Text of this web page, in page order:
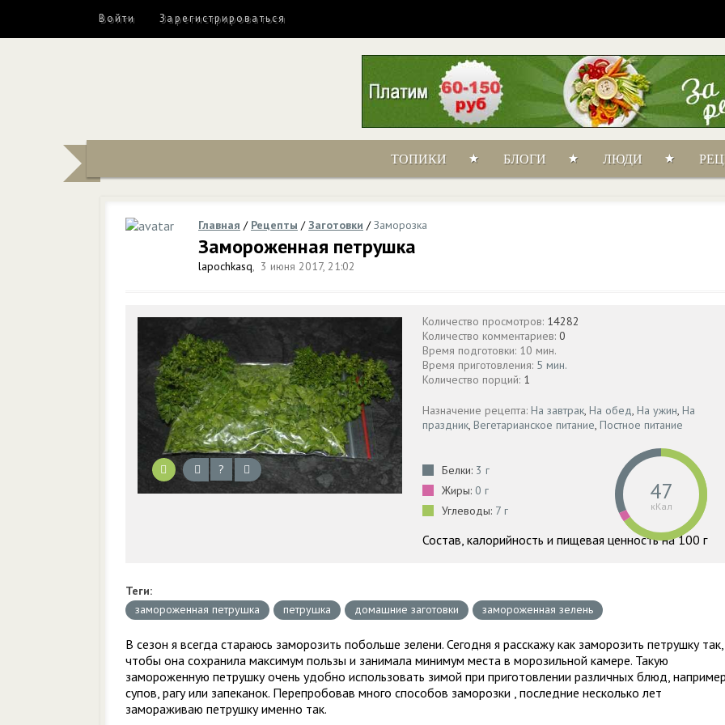
Войти Зарегистрироваться
ТОПИКИ БЛОГИ ЛЮДИ
Главная / Рецепты /Заготовки /Заморозка
Замороженная петрушка
lapochkasq, 3 июня 2017, 21:02
?
Количество просмотров: 14282
Количество комментариев: 0
Время подготовки: 10 мин.
Время приготовления: 5 мин.
Количество порций: 1
Назначение рецепта: На завтрак, На обед, На ужин, На
праздник, Вегетарианское питание, Постное питание
Белки: 3 г
Жиры: 0 г
Углеводы: 7 г
47
кКал
Состав, калорийность и пищевая ценность на 100 г
Теги:
замороженная петрушка
петрушка домашние заготовки замороженная зелень
В сезон я всегда стараюсь заморозить побольше зелени. Сегодня я расскажу как заморозить петрушку так,
чтобы она сохранила максимум пользы и занимала минимум места в морозильной камере. Такую
замороженную петрушку очень удобно использовать зимой при приготовлении различных блюд,
супов, рагу или запеканок. Перепробовав много способов заморозки , последние несколько лет
замораживаю петрушку именно так.